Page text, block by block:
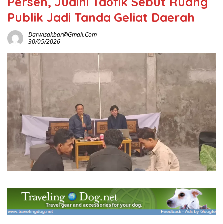
Publik Jadi Tanda Geliat Daerah
Darwisakbar@gmail.com
30/05/2026